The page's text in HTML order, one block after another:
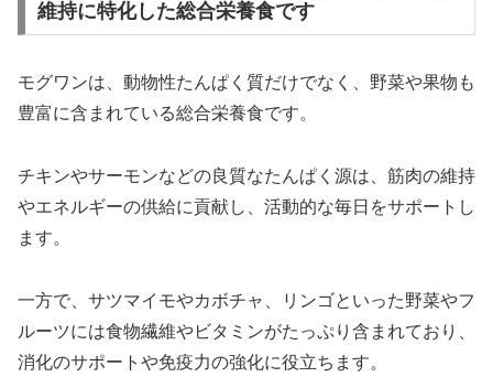
維持に特化した総合栄養食です
モグワンは、動物性たんぱく質だけでなく、野菜や果物も
豊富に含まれている総合栄養食です。
チキンやサーモンなどの良質なたんぱく源は、筋肉の維持
やエネルギーの供給に貢献し、活動的な毎日をサポートし
ます。
一方で、サツマイモやカボチャ、リンゴといった野菜やフ
ルーツには食物繊維やビタミンがたっぷり含まれており、
消化のサポートや免疫力の強化に役立ちます。